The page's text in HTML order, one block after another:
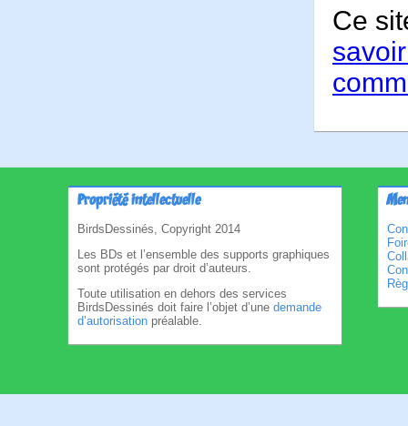
Ce
Propriété intellectuelle
BirdsDessinés, Copyright 2014
Les BDs et l’ensemble des supports graphiques
sont protégés par droit d’auteurs.
Toute utilisation en dehors des services
BirdsDessinés doit faire l’objet d’une demande
d’autorisation préalable.